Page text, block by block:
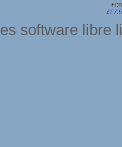
es software libre